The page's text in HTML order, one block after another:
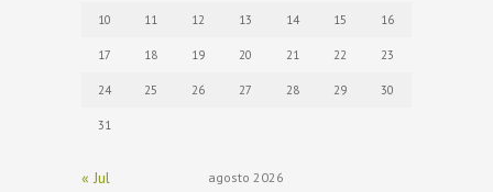
agosto 2026
10 11 12 13 14 15 16
17 18 19 20 21 22 23
24 25 26 27 28 29 30
31
« Jul